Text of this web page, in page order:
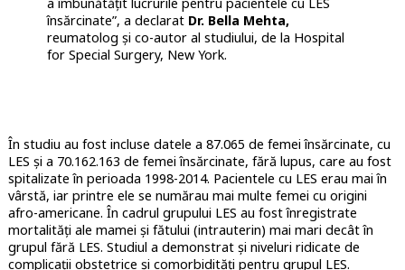
însărcinate”, a declaratDr. Bella Mehta,
reumatolog și co-autor al studiului, de la Hospital
for Special Surgery, New York.
În studiu au fost incluse datele a 87.065 de femei însărcinate, cu
LES și a 70.162.163 de femei însărcinate, fără lupus, care au fost
spitalizate în perioada 1998-2014. Pacientele cu LES erau mai în
vârstă, iar printre ele se numărau mai multe femei cu origini
afro-americane. În cadrul grupului LES au fost înregistrate
mortalități ale mamei și fătului (intrauterin) mai mari decât în
grupul fără LES. Studiul a demonstrat și niveluri ridicate de
complicații obstetrice și comorbidități pentru grupul LES.